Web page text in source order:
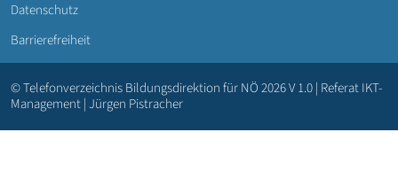
Datenschutz
Barrierefreiheit
© Telefonverzeichnis Bildungsdirektion für NÖ 2026 V 1.0 | Referat IKT-
Management | Jürgen Pistracher